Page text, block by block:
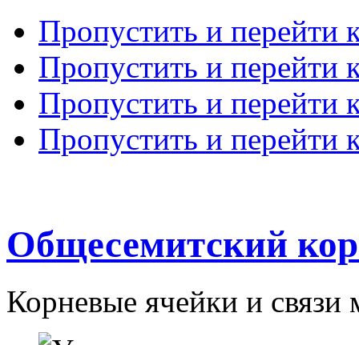
Пропустить и перейти
Пропустить и перейти
Пропустить и перейти
Пропустить и перейти
Общесемитский
Корневые ячейки и